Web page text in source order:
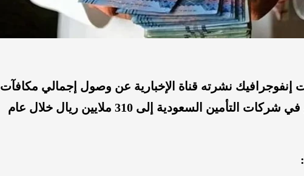
نشرته قناة الإخبارية عن وصول إجمالي مكافآت
ورواتب كبار التنفيذيين في شركات التأمين السعودية إلى 310 ملايين ريال خلال عام